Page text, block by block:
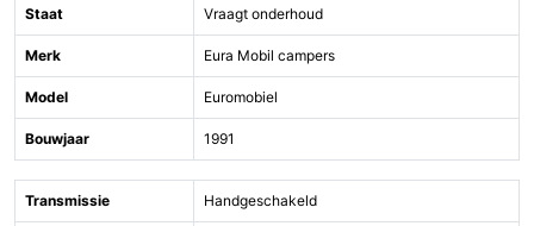
Staat Vraagt onderhoud
Merk Eura Mobil campers
Model Euromobiel
Bouwjaar 1991
Transmissie Handgeschakeld